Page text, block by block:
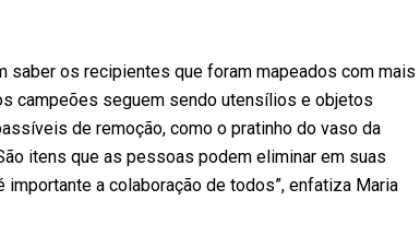
saber os recipientes que foram mapeados com mais
campeões seguem sendo utensílios e objetos
de remoção, como o pratinho do vaso da
itens que as pessoas podem eliminar em suas
a colaboração de todos”, enfatiza Maria